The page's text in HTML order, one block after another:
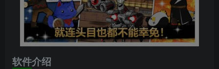
软件介绍